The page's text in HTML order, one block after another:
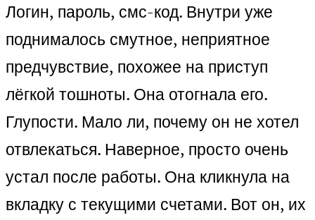
Логин, пароль, смс-код. Внутри уже
поднималось смутное, неприятное
предчувствие, похожее на приступ
лёгкой тошноты. Она отогнала его.
Глупости. Мало ли, почему он не хотел
отвлекаться. Наверное, просто очень
устал после работы. Она кликнула на
вкладку с текущими счетами. Вот он, их